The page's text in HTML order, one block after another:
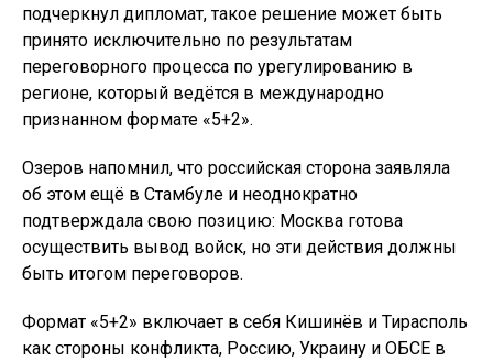
подчеркнул дипломат, такое решение может быть
принято исключительно по результатам
переговорного процесса по урегулированию в
регионе, который ведётся в международно
признанном формате «5+2».
Озеров напомнил, что российская сторона заявляла
об этом ещё в Стамбуле и неоднократно
подтверждала свою позицию: Москва готова
осуществить вывод войск, но эти действия должны
быть итогом переговоров.
Формат «5+2» включает в себя Кишинёв и Тирасполь
как стороны конфликта, Россию, Украину и ОБСЕ в